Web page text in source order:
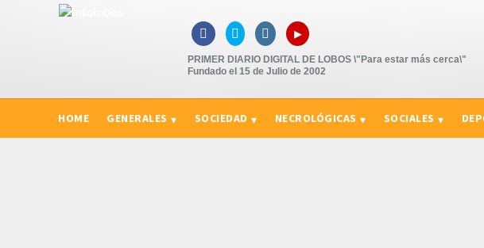
   ▸
PRIMER DIARIO DIGITAL DE LOBOS \"Para estar más cerca\"
Fundado el 15 de Julio de 2002
HOME GENERALES SOCIEDAD NECROLÓGICAS SOCIALES